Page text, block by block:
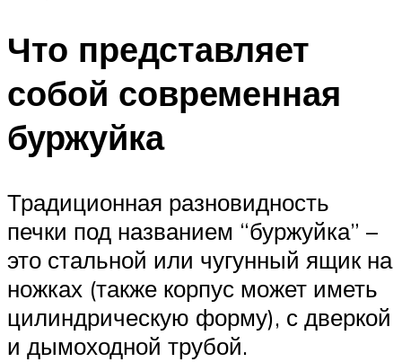
Что представляет
собой современная
буржуйка
Традиционная разновидность
печки под названием “буржуйка” –
это стальной или чугунный ящик на
ножках (также корпус может иметь
цилиндрическую форму), с дверкой
и дымоходной трубой.